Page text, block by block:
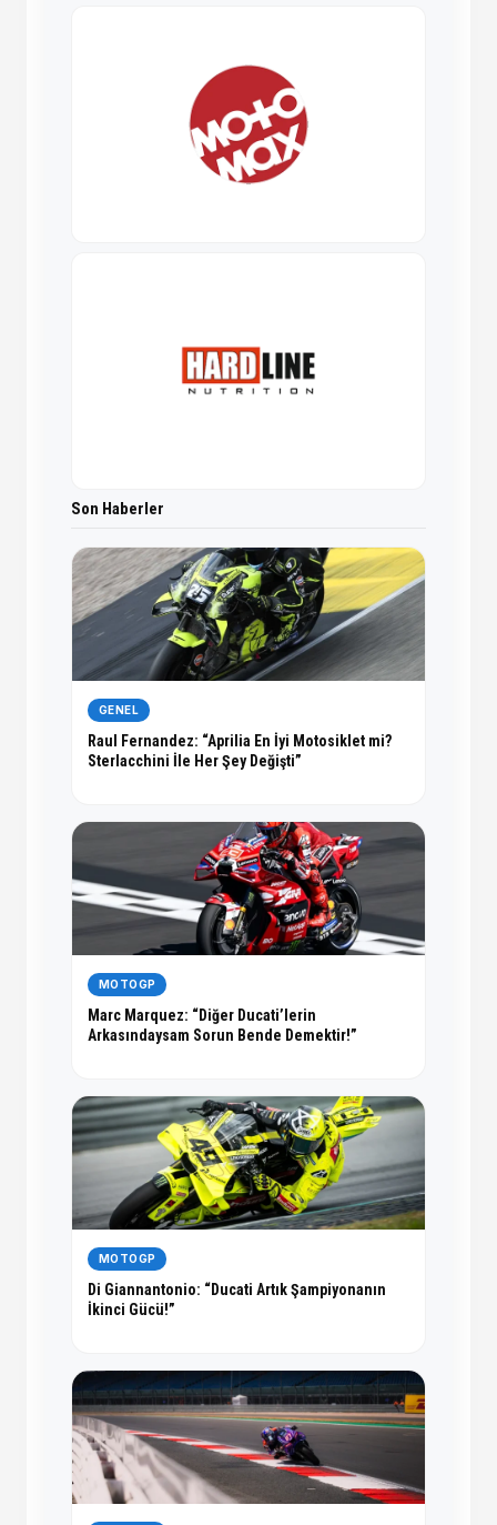
Son Haberler
GENEL
Raul Fernandez: “Aprilia En İyi Motosiklet mi?
Sterlacchini İle Her Şey Değişti”
MOTOGP
Marc Marquez: “Diğer Ducati’lerin
Arkasındaysam Sorun Bende Demektir!”
MOTOGP
Di Giannantonio: “Ducati Artık Şampiyonanın
İkinci Gücü!”